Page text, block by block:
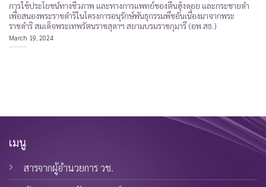
การใช้ประโยชน์ทางชีวภาพ และทางการแพทย์ของตีนฮุ้งดอย และกระชายดำ
เพื่อสนองพระราชดำริในโครงการอนุรักษ์พันธุกรรมพืชอันเนื่องมาจากพระ
ราชดำริ สมเด็จพระเทพรัตนราชสุดาฯ สยามบรมราชกุมารี (อพ.สธ.)
March 19, 2024
เมนู
สารจากผู้อำนวยการ วช.